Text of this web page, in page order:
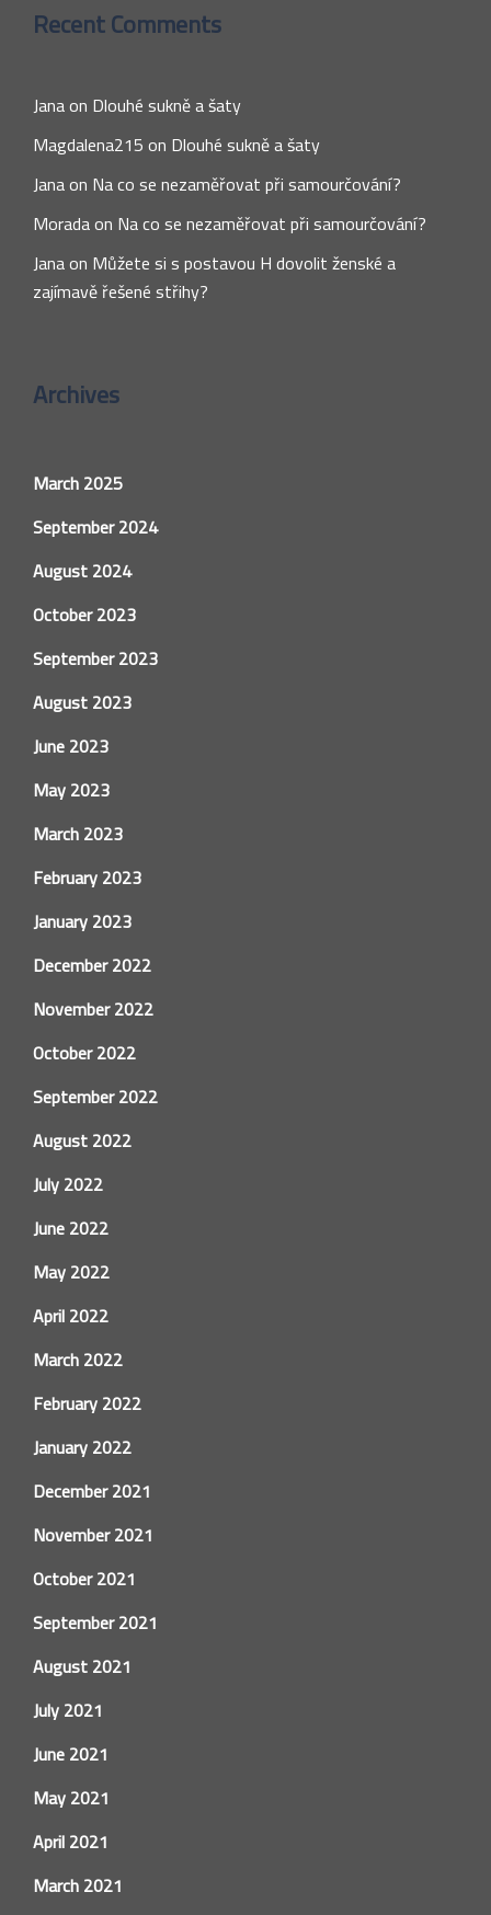
Recent Comments
Janaon Dlouhé sukně a šaty
Magdalena215on Dlouhé sukně a šaty
Janaon Na co se nezaměřovat při samourčování?
Moradaon Na co se nezaměřovat při samourčování?
Janaon Můžete si s postavou H dovolit ženské a
zajímavě řešené střihy?
Archives
March 2025
September 2024
August 2024
October 2023
September 2023
August 2023
June 2023
May 2023
March 2023
February 2023
January 2023
December 2022
November 2022
October 2022
September 2022
August 2022
July 2022
June 2022
May 2022
April 2022
March 2022
February 2022
January 2022
December 2021
November 2021
October 2021
September 2021
August 2021
July 2021
June 2021
May 2021
April 2021
March 2021